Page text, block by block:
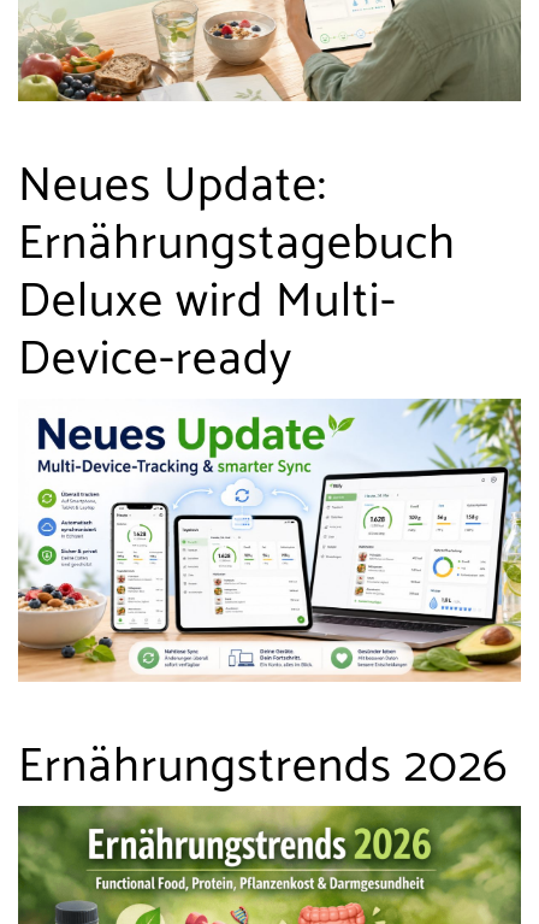
Neues Update:
Ernährungstagebuch
Deluxe wird Multi-
Device-ready
Ernährungstrends 2026